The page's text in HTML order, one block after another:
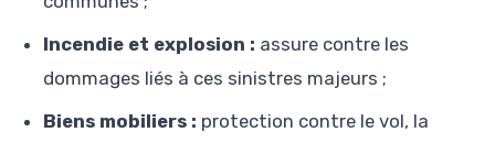
Incendie et explosion : assure contre les
dommages liés à ces sinistres majeurs ;
Biens mobiliers : protection contre le vol, la